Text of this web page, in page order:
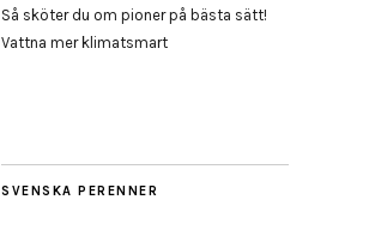
Så sköter du om pioner på bästa sätt!
Vattna mer klimatsmart
SVENSKA PERENNER